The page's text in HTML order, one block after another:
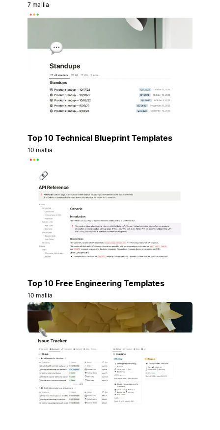
7 mallia
Top 10 Technical Blueprint Templates
10 mallia
Top 10 Free Engineering Templates
10 mallia